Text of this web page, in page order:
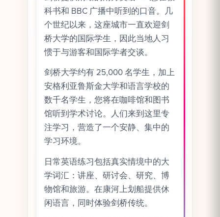
科书和 BBC 广播中听到的口音。几
个世纪以来，这座城市一直欢迎剑
桥大学的国际学生，因此当地人习
惯于与游客和国际学者交谈。
剑桥大学约有 25,000 名学生，加上
安格利亚鲁斯金大学和语言学校的
数千名学生，您将在咖啡馆和图书
馆听到学术讨论。人们来到这里专
注学习，营造了一个安静、集中的
学习环境。
日常英语练习包括真实情境中的大
学词汇：讲座、研讨会、研究、博
物馆和旅游。在康河上划船提供休
闲语言，同时体验剑桥传统。